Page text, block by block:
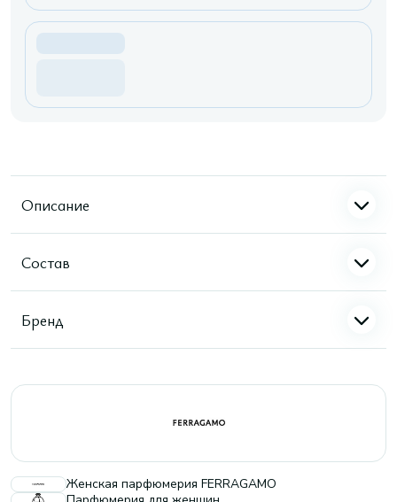
Описание
Состав
Бренд
Женская парфюмерия FERRAGAMO